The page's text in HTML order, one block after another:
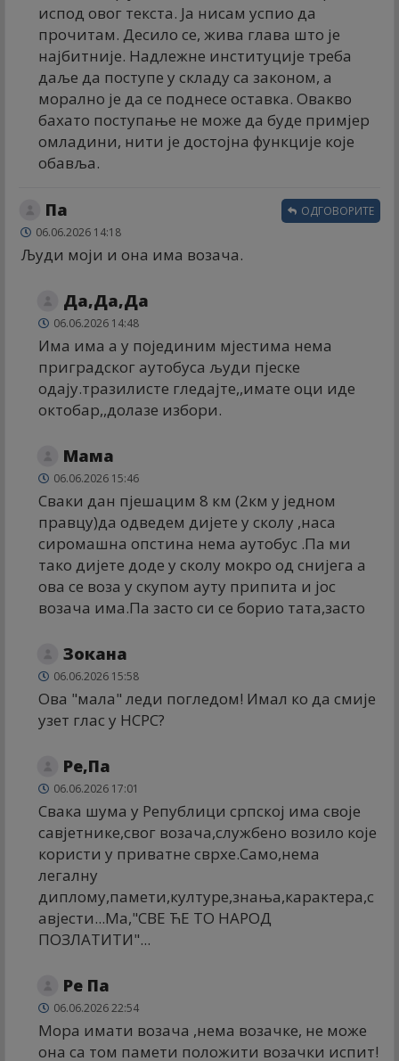
испод овог текста. Ја нисам успио да
прочитам. Десило се, жива глава што је
најбитније. Надлежне институције треба
даље да поступе у складу са законом, а
морално је да се поднесе оставка. Овакво
бахато поступање не може да буде примјер
омладини, нити је достојна функције које
обавља.
Па
06.06.2026 14:18
Људи моји и она има возача.
ОДГОВОРИТЕ
Да,Да,Да
06.06.2026 14:48
Има има а у појединим мјестима нема
приградског аутобуса људи пјеске
одају.тразилисте гледајте,,имате оци иде
октобар,,долазе избори.
Мама
06.06.2026 15:46
Сваки дан пјешацим 8 км (2км у једном
правцу)да одведем дијете у сколу ,наса
сиромашна опстина нема аутобус .Па ми
тако дијете доде у сколу мокро од снијега а
ова се воза у скупом ауту припита и јос
возача има.Па засто си се борио тата,засто
Зокана
06.06.2026 15:58
Ова "мала" леди погледом! Имал ко да смије
узет глас у НСРС?
Ре,Па
06.06.2026 17:01
Свака шума у Републици српској има своје
савјетнике,свог возача,службено возило које
користи у приватне сврхе.Само,нема
легалну
диплому,памети,културе,знања,карактера,с
авјести...Ма,"СВЕ ЋЕ ТО НАРОД
ПОЗЛАТИТИ"...
Ре Па
06.06.2026 22:54
Мора имати возача ,нема возачке, не може
она са том памети положити возачки испит!